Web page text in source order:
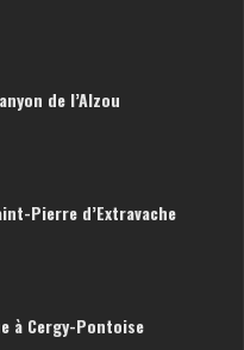
de l’Alzou
Pierre d’Extravache
à Cergy-Pontoise